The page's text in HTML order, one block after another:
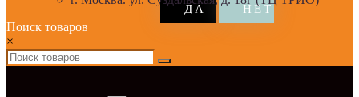
Поиск товаров
×